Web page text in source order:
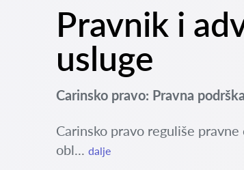
Pravnik i
usluge
Carinsko pravo: Pravna
Carinsko pravo reguliše
obl... dalje